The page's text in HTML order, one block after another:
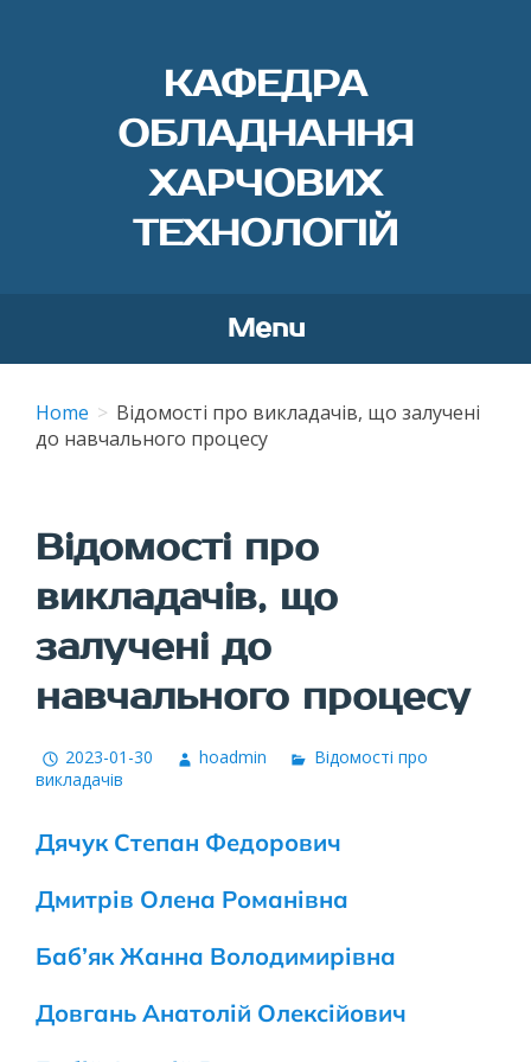
КАФЕДРА
ОБЛАДНАННЯ
ХАРЧОВИХ
ТЕХНОЛОГІЙ
Menu
content
Home
Відомості про викладачів, що залучені
до навчального процесу
Відомості про
викладачів, що
залучені до
навчального процесу
2023-01-30 hoadmin
Відомості про
викладачів
Дячук Степан Федорович
Дмитрів Олена Романівна
Баб’як Жанна Володимирівна
Довгань Анатолій Олексійович